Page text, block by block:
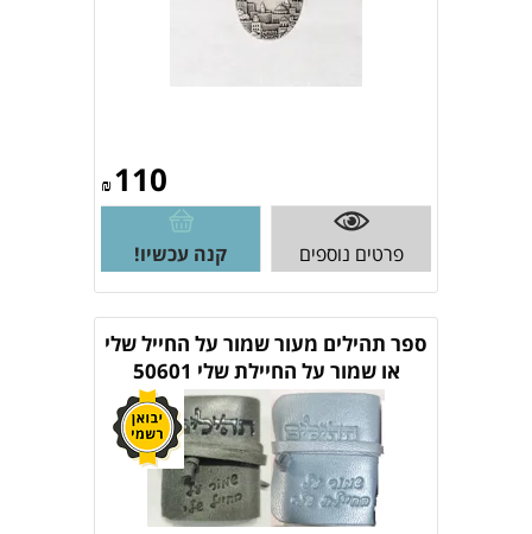
₪110
פרטים נוספים קנה עכשיו!
ספר תהילים מעור שמור על החייל שלי
או שמור על החיילת שלי 50601